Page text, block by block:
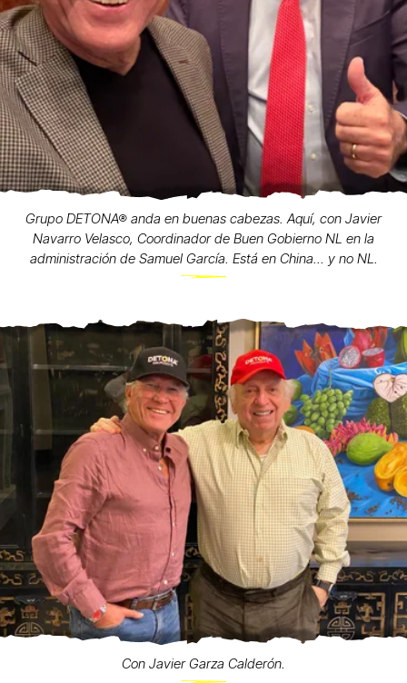
Grupo DETONA® anda en buenas cabezas. Aquí, con Javier
Navarro Velasco, Coordinador de Buen Gobierno NL en la
administración de Samuel García. Está en China... y no NL.
Con Javier Garza Calderón.